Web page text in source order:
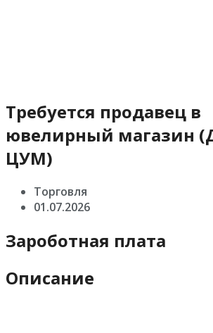
Требуется продавец в
ювелирный магазин
ЦУМ)
Торговля
01.07.2026
Зароботная плата
Описание